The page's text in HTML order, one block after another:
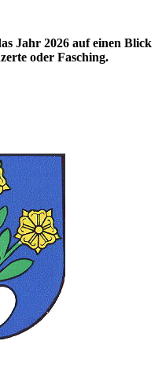
Jahr 2026 auf einen Blick
oder Fasching.